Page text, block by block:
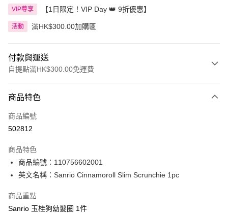
VIP尊享 【1日限定！VIP Day 👑 9折優惠】
活動 滿HK$300.00加購區
付款與運送
自提點滿HK$300.00免運費
信用卡
Apple Pay
PayMe
WeChat Pay
BoC Pay
商品特色
商品編號
502812
商品特色
商品編號：110756602001
英文名稱：Sanrio Cinnamoroll Slim Scrunchie 1pc
商品重點
Sanrio 玉桂狗幼髮圈 1件